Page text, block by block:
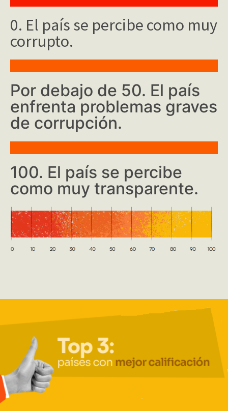
0. El país se percibe como muy
corrupto.
Por debajo de 50. El país
enfrenta problemas graves
de corrupción.
100. El país se percibe
como muy transparente.